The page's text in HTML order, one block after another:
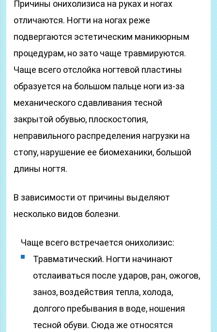
Причины онихолизиса на руках и ногах
отличаются. Ногти на ногах реже
подвергаются эстетическим маникюрным
процедурам, но зато чаще травмируются.
Чаще всего отслойка ногтевой пластины
образуется на большом пальце ноги из-за
механического сдавливания тесной
закрытой обувью, плоскостопия,
неправильного распределения нагрузки на
стопу, нарушение ее биомеханики, большой
длины ногтя.
В зависимости от причины выделяют
несколько видов болезни.
Чаще всего встречается онихолизис:
Травматический. Ногти начинают
отслаиваться после ударов, ран, ожогов,
заноз, воздействия тепла, холода,
долгого пребывания в воде, ношения
тесной обуви. Сюда же относятся